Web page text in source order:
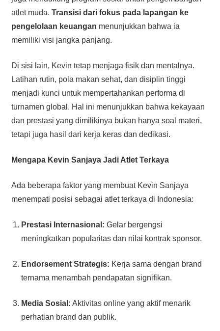
atlet muda. Transisi dari fokus pada lapangan ke
pengelolaan keuangan menunjukkan bahwa ia
memiliki visi jangka panjang.
Di sisi lain, Kevin tetap menjaga fisik dan mentalnya.
Latihan rutin, pola makan sehat, dan disiplin tinggi
menjadi kunci untuk mempertahankan performa di
turnamen global. Hal ini menunjukkan bahwa kekayaan
dan prestasi yang dimilikinya bukan hanya soal materi,
tetapi juga hasil dari kerja keras dan dedikasi.
Mengapa Kevin Sanjaya Jadi Atlet Terkaya
Ada beberapa faktor yang membuat Kevin Sanjaya
menempati posisi sebagai atlet terkaya di Indonesia:
Prestasi Internasional: Gelar bergengsi
meningkatkan popularitas dan nilai kontrak sponsor.
Endorsement Strategis: Kerja sama dengan brand
ternama menambah pendapatan signifikan.
Media Sosial: Aktivitas online yang aktif menarik
perhatian brand dan publik.